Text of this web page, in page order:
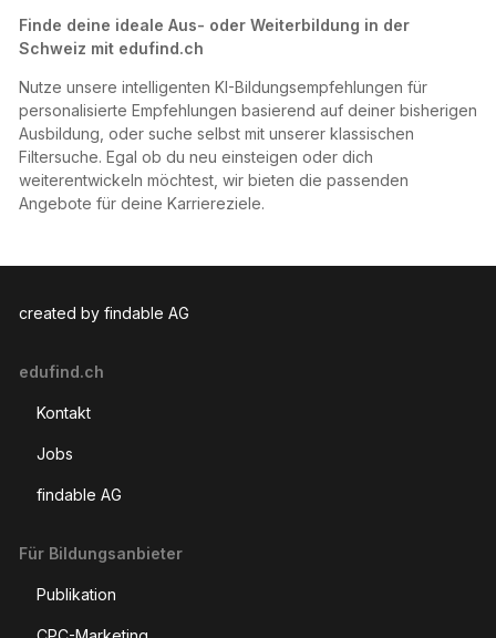
Finde deine ideale Aus- oder Weiterbildung in der
Schweiz mit edufind.ch
Nutze unsere intelligenten KI-Bildungsempfehlungen für
personalisierte Empfehlungen basierend auf deiner bisherigen
Ausbildung, oder suche selbst mit unserer klassischen
Filtersuche. Egal ob du neu einsteigen oder dich
weiterentwickeln möchtest, wir bieten die passenden
Angebote für deine Karriereziele.
created by findable AG
edufind.ch
Kontakt
Jobs
findable AG
Für Bildungsanbieter
Publikation